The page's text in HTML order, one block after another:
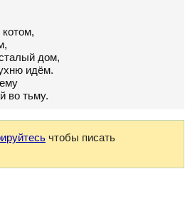
дом,
идём.
во тьму.
чтобы писать